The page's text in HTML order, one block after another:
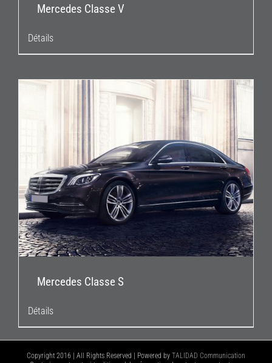
Mercedes Classe V
Détails
Mercedes Classe S
Détails
Copyright 2016 | All Rights Reserved | Powered by TALIDAD Communication